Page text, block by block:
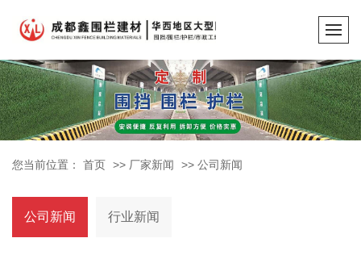
您当前位置： 首页 >> 厂家新闻 >> 公司新闻
公司新闻 行业新闻